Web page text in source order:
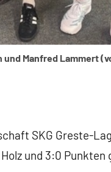
Manfred Lammert
SKG Greste-
und 3:0 Punkten